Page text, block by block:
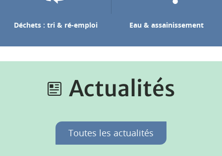
Déchets : tri & ré-emploi Eau & assainissement
Actualités
Toutes les actualités